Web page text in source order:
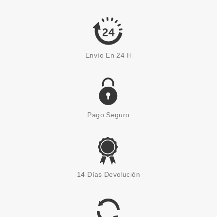
Envío En 24 H
Pago Seguro
14 Días Devolución